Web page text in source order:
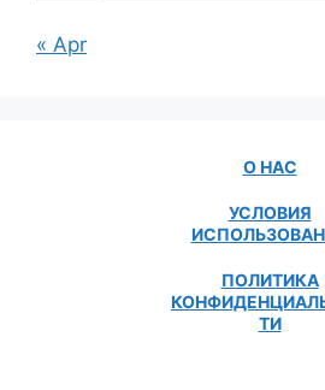
« Apr
О НАС
УСЛОВИЯ
ПОЛИТИКА
ТИ